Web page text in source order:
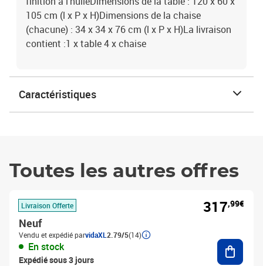
105 cm (l x P x H)Dimensions de la chaise
(chacune) : 34 x 34 x 76 cm (l x P x H)La livraison
contient :1 x table 4 x chaise
Caractéristiques
Toutes les autres offres
Livraison Offerte
Neuf
Vendu et expédié parvidaXL 2.79/5(14)
En stock
Expédié sous 3 jours
317,99€